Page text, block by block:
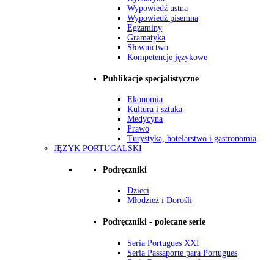
Wypowiedź ustna
Wypowiedź pisemna
Egzaminy
Gramatyka
Słownictwo
Kompetencje językowe
Publikacje specjalistyczne
Ekonomia
Kultura i sztuka
Medycyna
Prawo
Turystyka, hotelarstwo i gastronomia
JĘZYK PORTUGALSKI
Podręczniki
Dzieci
Młodzież i Dorośli
Podręczniki - polecane serie
Seria Portugues XXI
Seria Passaporte para Portugues